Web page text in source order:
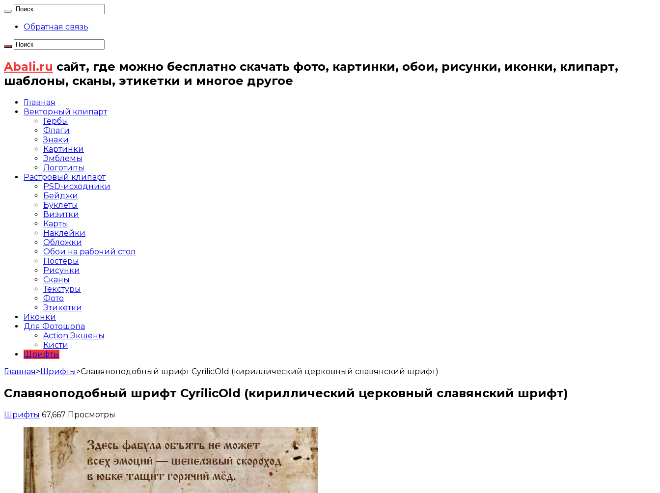
Обратная связь
Abali.ru сайт, где можно бесплатно скачать фото, картинки, обои, рисунки, иконки, клипарт,
шаблоны, сканы, этикетки и многое другое
Главная
Векторный клипарт
Гербы
Флаги
Знаки
Картинки
Эмблемы
Логотипы
Растровый клипарт
PSD-исходники
Бейджи
Буклеты
Визитки
Карты
Наклейки
Обложки
Обои на рабочий стол
Постеры
Рисунки
Сканы
Текстуры
Фото
Этикетки
Иконки
Для Фотошопа
Action Экшены
Кисти
Шрифты
Главная>Шрифты>Славяноподобный шрифт CyrilicOld (кириллический церковный славянский шрифт)
Славяноподобный шрифт CyrilicOld (кириллический церковный славянский шрифт)
Шрифты 67,667 Просмотры